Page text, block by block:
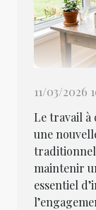
11/03/2026
Le travail à
une
maintenir
essentiel